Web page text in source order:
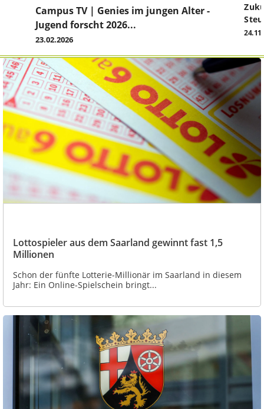
Campus TV | Genies im jungen Alter -
Jugend forscht 2026...
23.02.2026
Lottospieler aus dem Saarland gewinnt fast 1,5
Millionen
Schon der fünfte Lotterie-Millionär im Saarland in diesem
Jahr: Ein Online-Spielschein bringt...